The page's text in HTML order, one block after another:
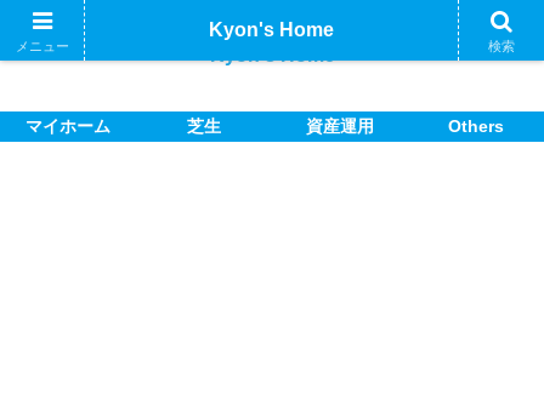
マイホーム 芝生 資産運用 Others
メニュー
Kyon's Home
検索